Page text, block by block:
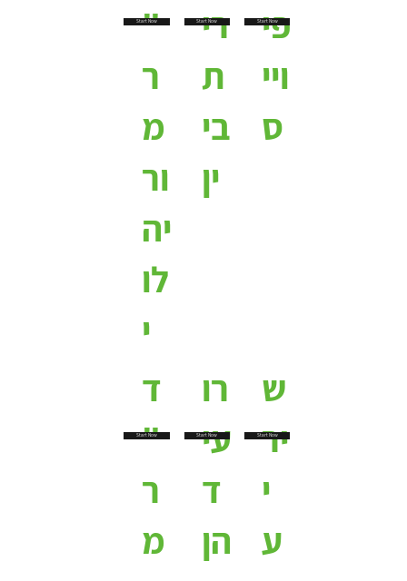
"
ר
מ
ור
יה
לו
י
Start Now
רי
ת
בי
ין
Start Now
פי
ויי
ס
Start Now
ד
"
ר
מ
Start Now
רו
עי
ד
הן
Start Now
ש
יר
י
ע
Start Now